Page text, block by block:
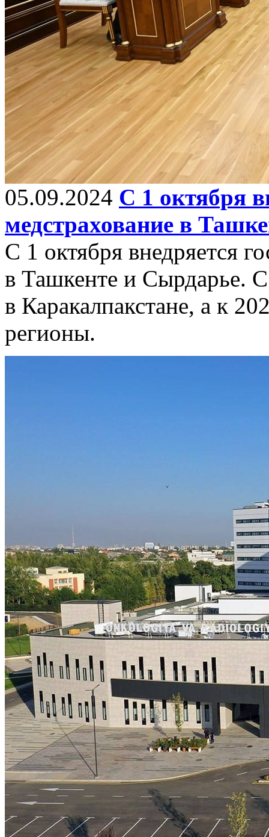
05.09.2024 С 1 октября
медстрахование в
С 1 октября внедряется
в Ташкенте и Сырдарье. С
в Каракалпакстане, а к
регионы.